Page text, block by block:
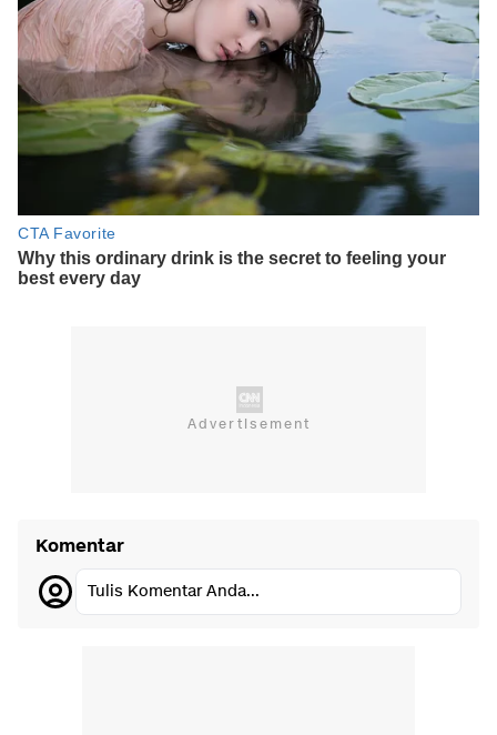
Komentar
Tulis Komentar Anda...